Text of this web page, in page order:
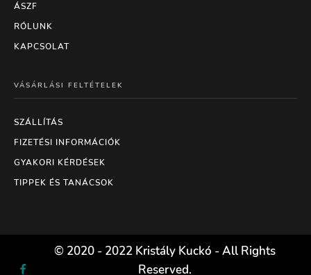
ÁSZF
RÓLUNK
KAPCSOLAT
VÁSÁRLÁSI FELTÉTELEK
SZÁLLÍTÁS
FIZETÉSI INFORMÁCIÓK
GYAKORI KÉRDÉSEK
TIPPEK ÉS TANÁCSOK
© 2020 - 2022 Kristály Kuckó - All Rights
Reserved.